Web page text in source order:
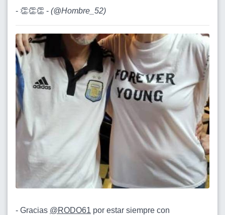
- 👏👏👏 - (@Hombre_52)
- Gracias @RODO61 por estar siempre con